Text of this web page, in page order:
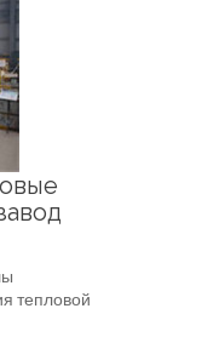
тепловой